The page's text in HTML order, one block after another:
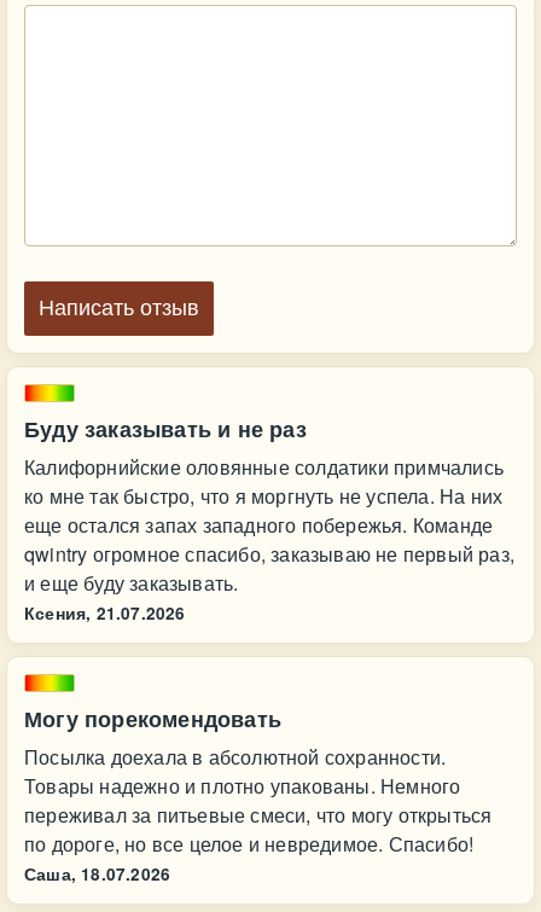
Буду заказывать и не раз
Калифорнийские оловянные солдатики примчались
ко мне так быстро, что я моргнуть не успела. На них
еще остался запах западного побережья. Команде
qwintry огромное спасибо, заказываю не первый раз,
и еще буду заказывать.
Ксения, 21.07.2026
Могу порекомендовать
Посылка доехала в абсолютной сохранности.
Товары надежно и плотно упакованы. Немного
переживал за питьевые смеси, что могу открыться
по дороге, но все целое и невредимое. Спасибо!
Саша, 18.07.2026
Написать отзыв